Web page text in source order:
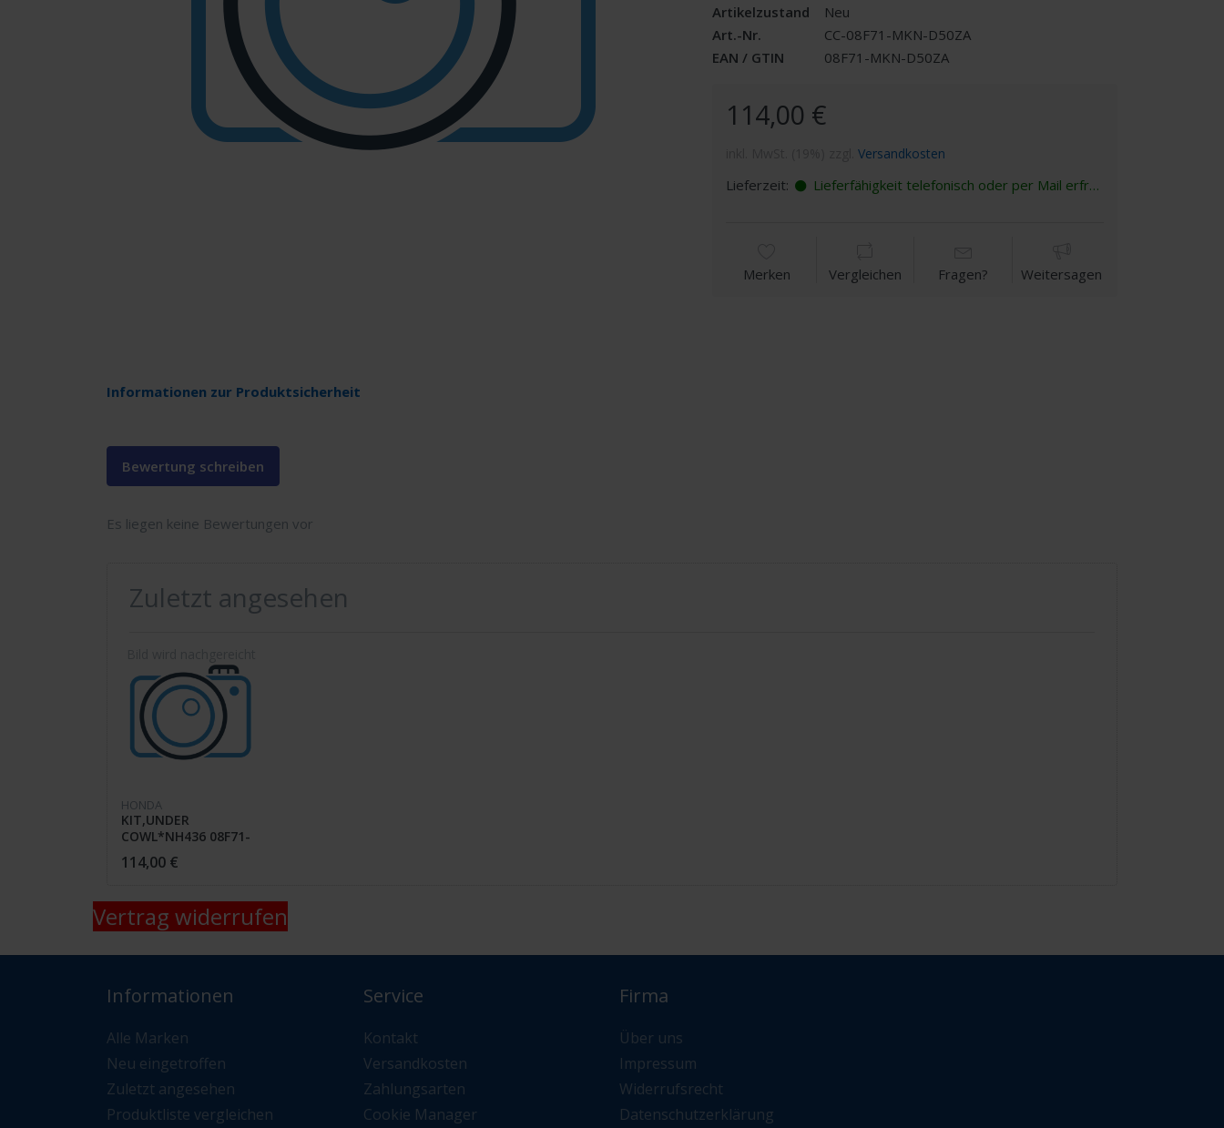
Informationen zur Produktsicherheit
Artikelzustand
Neu
Art.-Nr.
CC-08F71-MKN-D50ZA
EAN / GTIN
08F71-MKN-D50ZA
114,00 €
Versandkosten
Lieferzeit: Lieferfähigkeit telefonisch oder per Mail erfragen
Merken Vergleichen Fragen? Weitersagen
Bewertung schreiben
Es liegen keine Bewertungen vor
Zuletzt angesehen
HONDA
KIT,UNDER
COWL*NH436 08F71-
MKN-D50ZA
114,00 €
Vertrag widerrufen
Informationen
Alle Marken
Neu eingetroffen
Zuletzt angesehen
Produktliste vergleichen
Service
Kontakt
Versandkosten
Zahlungsarten
Cookie Manager
Firma
Über uns
Impressum
Widerrufsrecht
Datenschutzerklärung